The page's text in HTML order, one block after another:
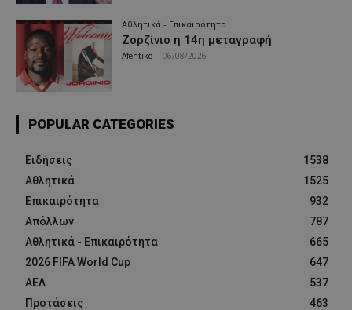
Αθλητικά - Επικαιρότητα
Ζορζίνιο η 14η μεταγραφή
Afentiko 06/08/2026
POPULAR CATEGORIES
Ειδήσεις
1538
Αθλητικά
1525
Επικαιρότητα
932
Απόλλων
787
Αθλητικά - Επικαιρότητα
665
2026 FIFA World Cup
647
ΑΕΛ
537
Προτάσεις
463